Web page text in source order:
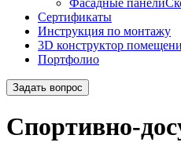
Фасадные панели
Сертификаты
Инструкция по монтажу
3D конструктор
Портфолио
Задать вопрос
Спортивно-